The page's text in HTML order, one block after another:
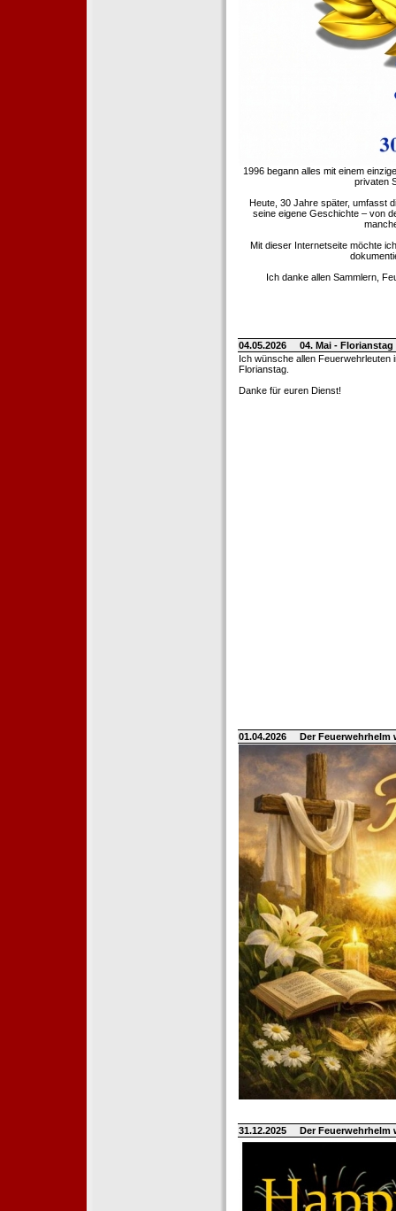
1996 begann alles mit einem
privaten
Heute, 30 Jahre später, umfasst
seine eigene Geschichte – von
Mit dieser Internetseite möchte
Ich danke allen Sammlern,
04.05.2026
04. Mai -
Ich wünsche allen Feuerwehrleuten
Florianstag.
Danke für euren Dienst!
01.04.2026 Der
31.12.2025 Der